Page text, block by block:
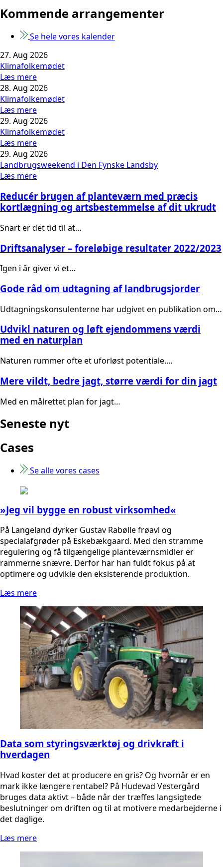
Kommende arrangementer
Se hele vores kalender
27. Aug 2026
Klimafolkemødet
Læs mere
28. Aug 2026
Klimafolkemødet
Læs mere
29. Aug 2026
Klimafolkemødet
Læs mere
29. Aug 2026
Landbrugsweekend i Den Fynske Landsby
Læs mere
Reducér brugen af planteværn med præcis
kortlægning og artsbestemmelse af dit ukrudt
Snart er det tid til at…
Driftsanalyser – foreløbige resultater 2022/2023
Igen i år giver vi et…
Gode råd om udtagning af landbrugsjorder
Udtagningskonsulenterne har udgivet en publikation om…
Udvikl naturen og løft ejendommens værdi
med en naturplan
Naturen rummer ofte et uforløst potentiale.…
Mere vildt, bedre jagt, større værdi for din jagt
Med en målrettet plan for jagt…
Seneste nyt
Cases
Se alle vores cases
»Jeg vil bygge en robust virksomhed«
På Langeland dyrker Gustav Rabølle frøavl og
specialafgrøder på Eskebækgaard. Med den stramme
regulering og få tilgængelige planteværnsmidler er
rammerne snævre. Derfor har han fuldt fokus på at
optimere og udvikle den eksisterende produktion.
Læs mere
Data som styringsværktøj og drivkraft i
hverdagen
Hvad koster det at producere en gris? Og hvornår er en
mark ikke længere rentabel? På Hudevad Vestergård
bruges data aktivt – både når der træffes langsigtede
beslutninger om driften og til at motivere medarbejderne i
det daglige.
Læs mere